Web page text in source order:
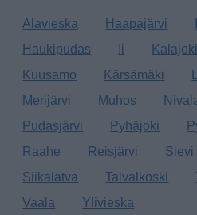
Alavieska Haapajärvi
Haukipudas
Ii Kalajoki
Kuusamo
Kärsämäki
Merijärvi
Muhos
Pudasjärvi
Pyhäjoki
Raahe
Reisjärvi Sievi
Siikalatva
Taivalkoski
Vaala
Ylivieska